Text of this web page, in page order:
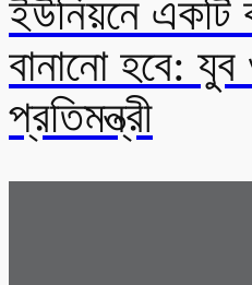
ইউনিয়নে একটি
বানানো হবে:
প্রতিমন্ত্রী